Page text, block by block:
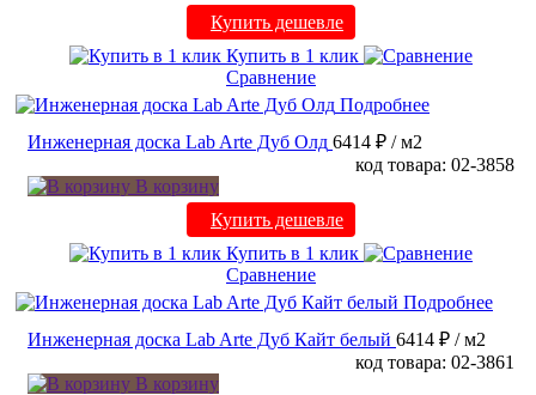
Купить дешевле
Купить в 1 клик
Сравнение
Подробнее
Инженерная доска Lab Arte Дуб Олд 6414 ₽ / м2
код товара: 02-3858
В корзину
Купить дешевле
Купить в 1 клик
Сравнение
Подробнее
Инженерная доска Lab Arte Дуб Кайт белый 6414 ₽ / м2
код товара: 02-3861
В корзину